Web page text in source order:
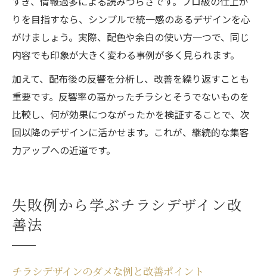
りを目指すなら、シンプルで統一感のあるデザインを心
がけましょう。実際、配色や余白の使い方一つで、同じ
内容でも印象が大きく変わる事例が多く見られます。
加えて、配布後の反響を分析し、改善を繰り返すことも
重要です。反響率の高かったチラシとそうでないものを
比較し、何が効果につながったかを検証することで、次
回以降のデザインに活かせます。これが、継続的な集客
力アップへの近道です。
失敗例から学ぶチラシデザイン改
善法
チラシデザインのダメな例と改善ポイント